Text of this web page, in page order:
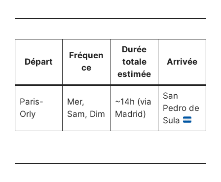
Départ
Fréquen
ce
Durée
totale
estimée
Arrivée
Paris-
Orly
Mer,
Sam, Dim
~14h (via
Madrid)
San
Pedro de
Sula